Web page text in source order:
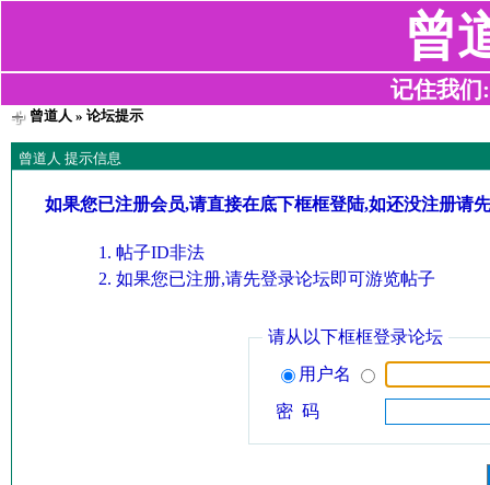
曾
记住我们
曾道人 » 论坛提示
曾道人 提示信息
如果您已注册会员,请直接在底下框框登陆,如还没注册请
帖子ID非法
如果您已注册,请先登录论坛即可游览帖子
请从以下框框登录论坛
用户名
密 码